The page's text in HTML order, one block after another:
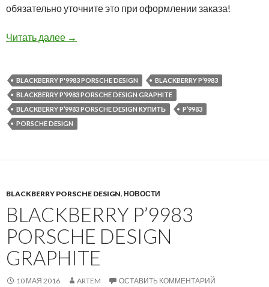
обязательно уточните это при оформлении заказа!
Читать далее Снижена цена на BlackBerry P’9983 Porsche
→
BLACKBERRY P'9983 PORSCHE DESIGN
BLACKBERRY P’9983
BLACKBERRY P’9983 PORSCHE DESIGN GRAPHITE
BLACKBERRY P’9983 PORSCHE DESIGN КУПИТЬ
P’9983
PORSCHE DESIGN
BLACKBERRY PORSCHE DESIGN, НОВОСТИ
BLACKBERRY P’9983
PORSCHE DESIGN
GRAPHITE
10 МАЯ 2016 ARTEM ОСТАВИТЬ КОММЕНТАРИЙ